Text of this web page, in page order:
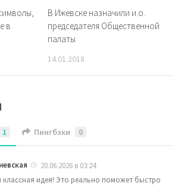
в
В Ижевске назначили и.о.
председателя Общественной
палаты
14.01.2018
1 Пингбэки 0
20.06.2026 в 03:24
классная идея! Это реально поможет быстро